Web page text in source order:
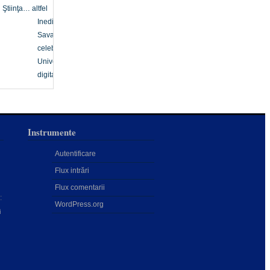
Ştiinţa… altfel
Inedit
Savanți
celebri
Univers
digital
:
Instrumente
Autentificare
Flux intrări
Flux comentarii
WordPress.org